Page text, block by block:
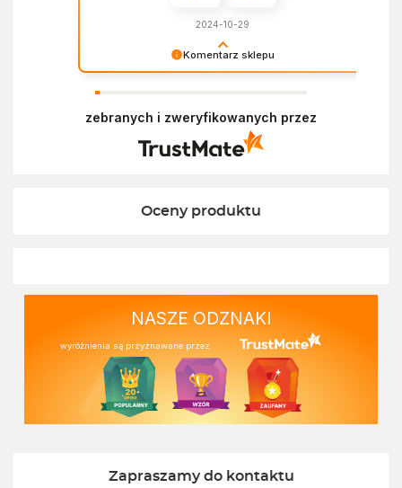
Komentarz sklepu
doświadczeniem. Z pozdrowieniami, Zespół
2024-10-29
zebranych i zweryfikowanych przez
Oceny produktu
NASZE ODZNAKI
wyróżnienia są przyznawane przez
Zapraszamy do kontaktu